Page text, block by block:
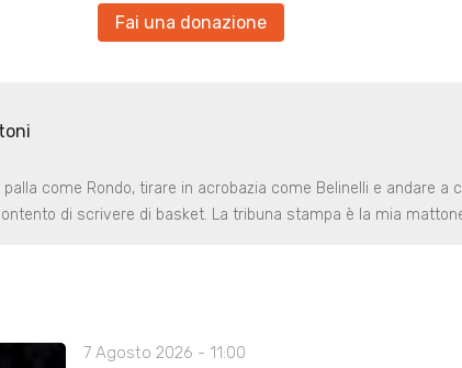
Fai una donazione
come Rondo, tirare in acrobazia come Belinelli e andare a
di scrivere di basket. La tribuna stampa è la mia
7 Agosto 2026 - 11:00